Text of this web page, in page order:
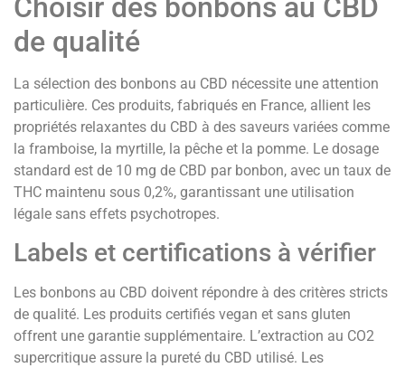
Choisir des bonbons au CBD
de qualité
La sélection des bonbons au CBD nécessite une attention
particulière. Ces produits, fabriqués en France, allient les
propriétés relaxantes du CBD à des saveurs variées comme
la framboise, la myrtille, la pêche et la pomme. Le dosage
standard est de 10 mg de CBD par bonbon, avec un taux de
THC maintenu sous 0,2%, garantissant une utilisation
légale sans effets psychotropes.
Labels et certifications à vérifier
Les bonbons au CBD doivent répondre à des critères stricts
de qualité. Les produits certifiés vegan et sans gluten
offrent une garantie supplémentaire. L’extraction au CO2
supercritique assure la pureté du CBD utilisé. Les